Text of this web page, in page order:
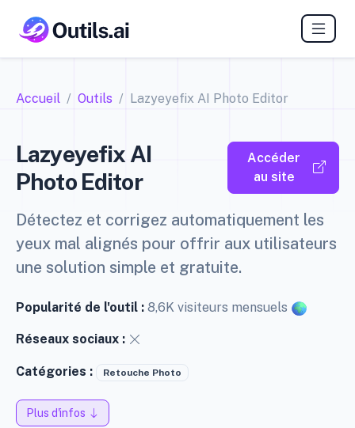
Accueil Outils Lazyeyefix AI Photo Editor
Lazyeyefix AI
Photo Editor
Accéder
au site
Détectez et corrigez automatiquement les
yeux mal alignés pour offrir aux utilisateurs
une solution simple et gratuite.
Popularité de l'outil : 8,6K visiteurs mensuels
Réseaux sociaux :
Catégories : Retouche Photo
Plus d'infos